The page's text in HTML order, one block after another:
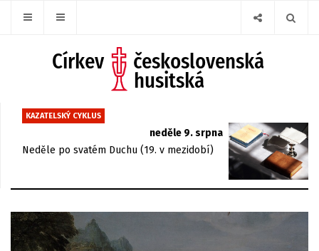
KAZATELSKÝ CYKLUS
neděle 9. srpna
Neděle po svatém Duchu (19. v mezidobí)